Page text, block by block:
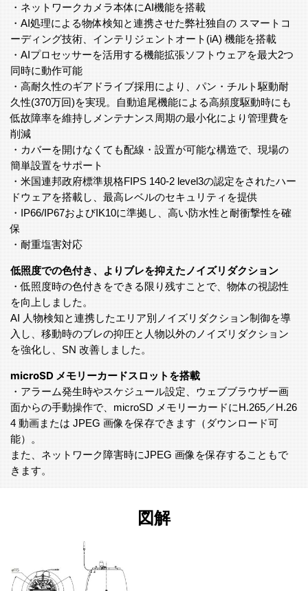
・ネットワークカメラ本体にAI機能を搭載
・AI処理による物体検知と連携させた弊社独自の スマートコ
ーディング技術、インテリジェントオート(iA) 機能を搭載
・AIプロセッサーを活用する機能拡張ソフトウェアを最大2つ
同時に動作可能
・高耐久性のギアドライブ採用により、パン・チルト駆動耐
久性(370万回)を実現。自動追尾機能による高頻度駆動時にも
低故障率を維持しメンテナンス周期の最小化により管理費を
削減
・カバーを開けなくても配線・設置が可能な構造で、現場の
簡単設置をサポート
・米国連邦政府標準規格FIPS 140-2 level3の認定をされたハー
ドウェアを搭載し、最高レベルのセキュリティを提供
・IP66/IP67およびIK10に準拠し、高い防水性と耐衝撃性を確
保
・耐重塩害対応
低照度での色付き、よりブレを抑えたノイズリダクション
・低照度時の色付きをできる限り残すことで、物体の視認性
を向上しました。
AI 人物検知と連携したエリア別ノイズリダクション制御を導
入し、移動時のブレの抑圧と人物以外のノイズリダクション
を強化し、SN 改善しました。
microSD メモリーカードスロットを搭載
・アラーム発生時やスケジュール設定、ウェブブラウザー画
面からの手動操作で、microSD メモリーカードにH.265／H.26
4 動画または JPEG 画像を保存できます（ダウンロード可
能）。
また、ネットワーク障害時にJPEG 画像を保存することもで
きます。
図解